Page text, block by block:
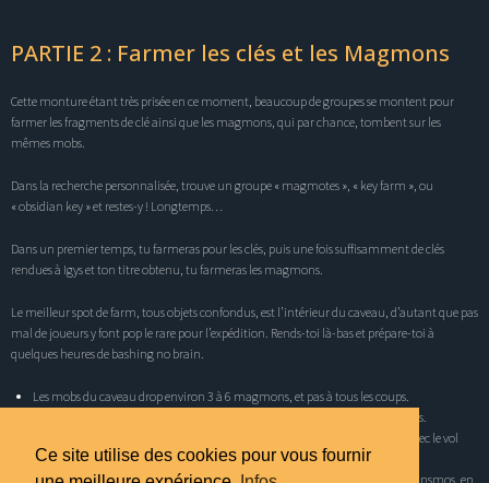
PARTIE 2 : Farmer les clés et les Magmons
Cette monture étant très prisée en ce moment, beaucoup de groupes se montent pour
farmer les fragments de clé ainsi que les magmons, qui par chance, tombent sur les
mêmes mobs.
Dans la recherche personnalisée, trouve un groupe « magmotes », « key farm », ou
« obsidian key » et restes-y ! Longtemps…
Dans un premier temps, tu farmeras pour les clés, puis une fois suffisamment de clés
rendues à Igys et ton titre obtenu, tu farmeras les magmons.
Le meilleur spot de farm, tous objets confondus, est l’intérieur du caveau, d’autant que pas
mal de joueurs y font pop le rare pour l’expédition. Rends-toi là-bas et prépare-toi à
quelques heures de bashing no brain.
Les mobs du caveau drop environ 3 à 6 magmons, et pas à tous les coups.
Tu continues à loot de quoi assembler des clés lorsque tu farm les magmons.
Le bashing de mobs te permettra au passage d’augmenter ta réputation avec le vol
noir.
La zone du caveau permet de récupérer pas mal d’objets verts (LQE) et de transmos, en
Ce site utilise des cookies pour vous fournir